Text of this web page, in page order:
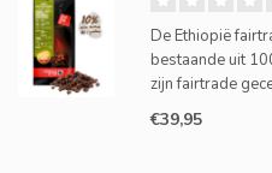
De Ethiopië
bestaande uit
zijn fairtrade
€39,95